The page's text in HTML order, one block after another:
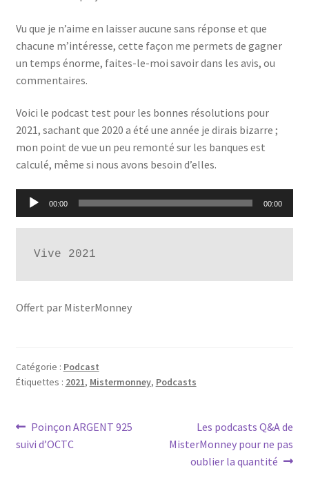
Vu que je n’aime en laisser aucune sans réponse et que
chacune m’intéresse, cette façon me permets de gagner
un temps énorme, faites-le-moi savoir dans les avis, ou
commentaires.
Voici le podcast test pour les bonnes résolutions pour
2021, sachant que 2020 a été une année je dirais bizarre ;
mon point de vue un peu remonté sur les banques est
calculé, même si nous avons besoin d’elles.
Lecteur
audio
00:00 00:00
Vive 2021
Offert par MisterMonney
Catégorie : Podcast
Étiquettes : 2021, Mistermonney, Podcasts
Poinçon ARGENT 925
suivi d’OCTC
Les podcasts Q&A de
MisterMonney pour ne pas
oublier la quantité